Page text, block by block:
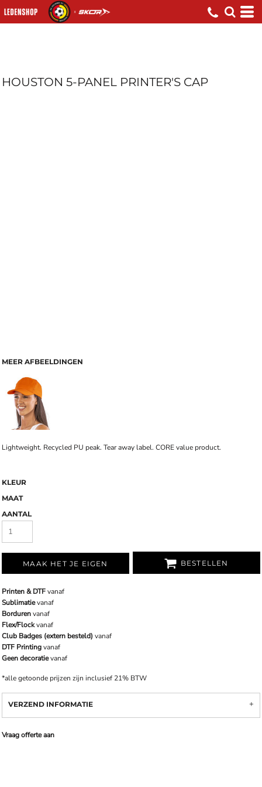
HOUSTON 5-PANEL PRINTER'S CAP
MEER AFBEELDINGEN
Lightweight. Recycled PU peak. Tear away label. CORE value product.
KLEUR
MAAT
AANTAL
MAAK HET JE EIGEN BESTELLEN
Printen & DTFvanaf
Sublimatievanaf
Bordurenvanaf
Flex/Flockvanaf
Club Badges (extern besteld) vanaf
DTF Printingvanaf
Geen decoratievanaf
*alle getoonde prijzen zijn inclusief 21% BTW
VERZEND INFORMATIE
Vraag offerte aan